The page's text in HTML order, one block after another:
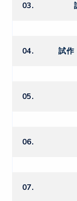
03.
04. 試作
05.
06.
07.